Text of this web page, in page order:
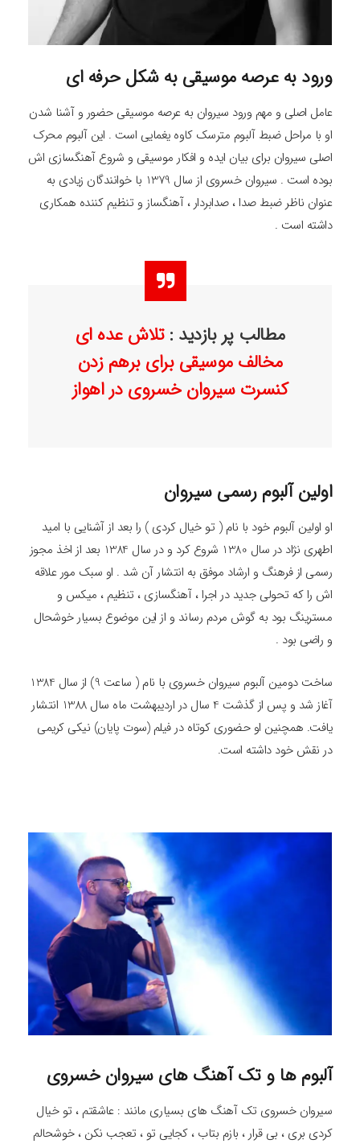
ورود به عرصه موسیقی به شکل حرفه ای
عامل اصلی و مهم ورود سیروان به عرصه موسیقی حضور و آشنا شدن
او با مراحل ضبط آلبوم مترسک کاوه یغمایی است . این آلبوم محرک
اصلی سیروان برای بیان ایده و افکار موسیقی و شروع آهنگسازی اش
بوده است . سیروان خسروی از سال 1379 با خوانندگان زیادی به
عنوان ناظر ضبط صدا ، صدابردار ، آهنگساز و تنظیم کننده همکاری
داشته است .
مطالب پر بازدید :تلاش عده ای
مخالف موسیقی برای برهم زدن
کنسرت سیروان خسروی در اهواز
اولین آلبوم رسمی سیروان
او اولین آلبوم خود با نام ( تو خیال کردی ) را بعد از آشنایی با امید
اطهری نژاد در سال 1380 شروع کرد و در سال 1384 بعد از اخذ مجوز
رسمی از فرهنگ و ارشاد موفق به انتشار آن شد . او سبک مور علاقه
اش را که تحولی جدید در اجرا ، آهنگسازی ، تنظیم ، میکس و
مسترینگ بود به گوش مردم رساند و از این موضوع بسیار خوشحال
و راضی بود .
ساخت دومین آلبوم سیروان خسروی با نام ( ساعت 9) از سال 1384
آغاز شد و پس از گذشت 4 سال در اردیبهشت ماه سال 1388 انتشار
یافت. همچنین او حضوری کوتاه در فیلم (سوت پایان) نیکی کریمی
در نقش خود داشته است.
آلبوم ها و تک آهنگ های سیروان خسروی
سیروان خسروی تک آهنگ های بسیاری مانند : عاشقتم ، تو خیال
کردی بری ، بی قرار ، بازم بتاب ، کجایی تو ، تعجب نکن ، خوشحالم